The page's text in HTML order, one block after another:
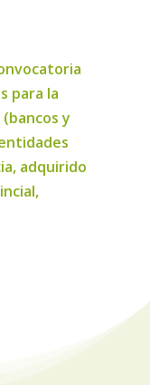
para la
y
adquirido